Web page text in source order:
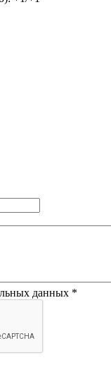
данных *